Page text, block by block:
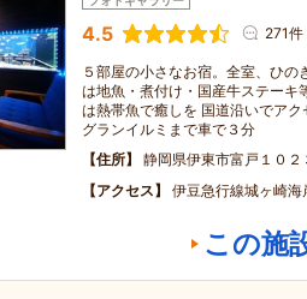
4.5 271件
５部屋の小さなお宿。全室、ひの
は地魚・煮付け・国産牛ステーキ
は熱帯魚で癒しを 国道沿いでア
グランイルミまで車で３分
住所
静岡県伊東市富戸１０２
アクセス
伊豆急行線城ヶ崎
この施